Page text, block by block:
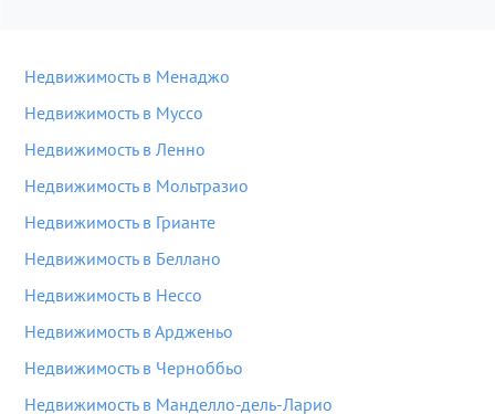
Недвижимость в Менаджо
Недвижимость в Муссо
Недвижимость в Ленно
Недвижимость в Мольтразио
Недвижимость в Грианте
Недвижимость в Беллано
Недвижимость в Нессо
Недвижимость в Ардженьо
Недвижимость в Черноббьо
Недвижимость в Манделло-дель-Ларио